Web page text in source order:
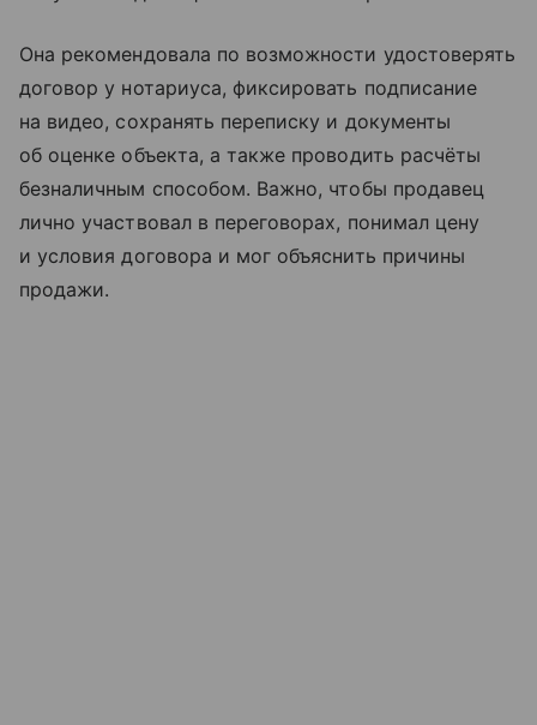
Она рекомендовала по возможности удостоверять
договор у нотариуса, фиксировать подписание
на видео, сохранять переписку и документы
об оценке объекта, а также проводить расчёты
безналичным способом. Важно, чтобы продавец
лично участвовал в переговорах, понимал цену
и условия договора и мог объяснить причины
продажи.